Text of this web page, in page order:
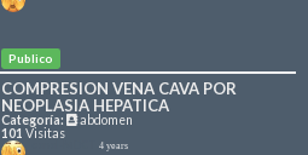
Publico
COMPRESION VENA CAVA POR
NEOPLASIA HEPATICA
Categoría:
abdomen
101 Visitas
4 years